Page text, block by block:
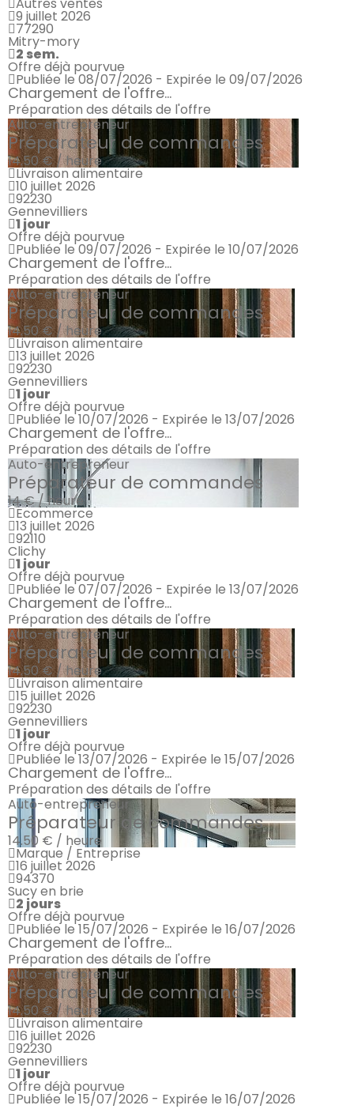
9 juillet 2026
77290
Mitry-mory
2 sem.
Offre déjà pourvue
Publiée le 08/07/2026 - Expirée le 09/07/2026
Chargement de l'offre...
Préparation des détails de l'offre
Auto-entrepreneur
Préparateur de commandes
14.50 € / heure
Livraison alimentaire
10 juillet 2026
92230
Gennevilliers
1 jour
Offre déjà pourvue
Publiée le 09/07/2026 - Expirée le 10/07/2026
Chargement de l'offre...
Préparation des détails de l'offre
Auto-entrepreneur
Préparateur de commandes
14.50 € / heure
Livraison alimentaire
13 juillet 2026
92230
Gennevilliers
1 jour
Offre déjà pourvue
Publiée le 10/07/2026 - Expirée le 13/07/2026
Chargement de l'offre...
Préparation des détails de l'offre
Auto-entrepreneur
Préparateur de commandes
14 € / heure
Ecommerce
13 juillet 2026
92110
Clichy
1 jour
Offre déjà pourvue
Publiée le 07/07/2026 - Expirée le 13/07/2026
Chargement de l'offre...
Préparation des détails de l'offre
Auto-entrepreneur
Préparateur de commandes
14.50 € / heure
Livraison alimentaire
15 juillet 2026
92230
Gennevilliers
1 jour
Offre déjà pourvue
Publiée le 13/07/2026 - Expirée le 15/07/2026
Chargement de l'offre...
Préparation des détails de l'offre
Auto-entrepreneur
Préparateur de commandes
14.50 € / heure
Marque / Entreprise
16 juillet 2026
94370
Sucy en brie
2 jours
Offre déjà pourvue
Publiée le 15/07/2026 - Expirée le 16/07/2026
Chargement de l'offre...
Préparation des détails de l'offre
Auto-entrepreneur
Préparateur de commandes
14.50 € / heure
Livraison alimentaire
16 juillet 2026
92230
Gennevilliers
1 jour
Offre déjà pourvue
Publiée le 15/07/2026 - Expirée le 16/07/2026